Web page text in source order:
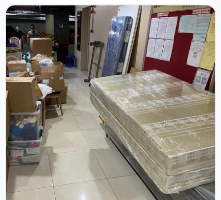
nhu cầu chuyển nhà trọn gói tại phường Phú
Diễn luôn đòi hỏi sự linh hoạt tối đa từ đơn vị v...